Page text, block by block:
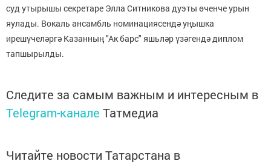
суд утырышы секретаре Элла Ситникова дуэты өченче урын
яулады. Вокаль ансамбль номинациясендә уңышка
ирешүчеләргә Казанның "Ак барс" яшьләр үзәгендә диплом
тапшырылды.
Следите за самым важным и интересным в
Telegram-канале Татмедиа
Читайте новости Татарстана в